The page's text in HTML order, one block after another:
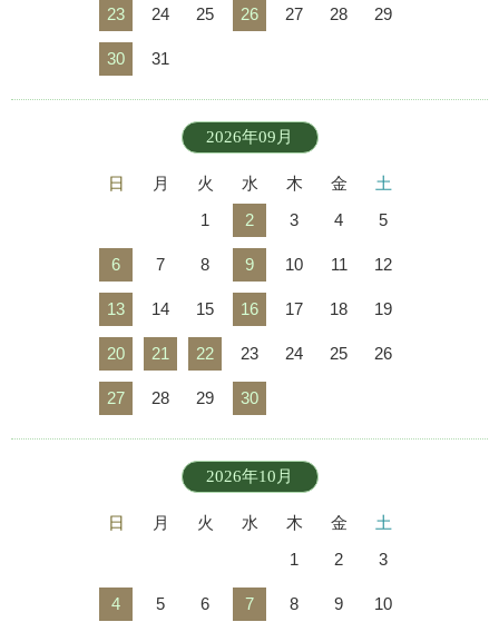
23 24 25 26 27 28 29
30 31
2026年09月
日 月 火 水 木 金
土
1
2 3 4 5
6 7 8 9 10 11 12
13 14 15 16 17 18 19
20 21 22 23 24 25 26
27 28 29 30
2026年10月
日 月 火 水 木 金
土
1
2 3
4 5 6 7 8 9 10